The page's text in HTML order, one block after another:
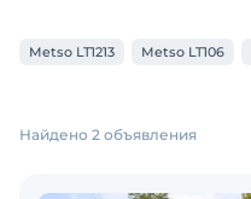
Metso LT1213 Metso LT106
Найдено 2 объявления